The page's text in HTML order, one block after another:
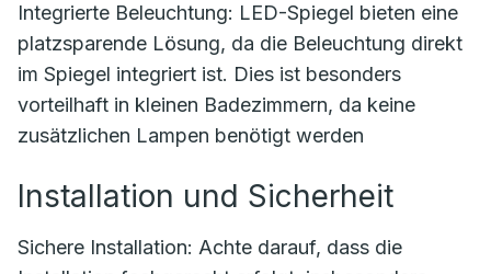
Integrierte Beleuchtung: LED-Spiegel bieten eine
platzsparende Lösung, da die Beleuchtung direkt
im Spiegel integriert ist. Dies ist besonders
vorteilhaft in kleinen Badezimmern, da keine
zusätzlichen Lampen benötigt werden
Installation und Sicherheit
Sichere Installation: Achte darauf, dass die